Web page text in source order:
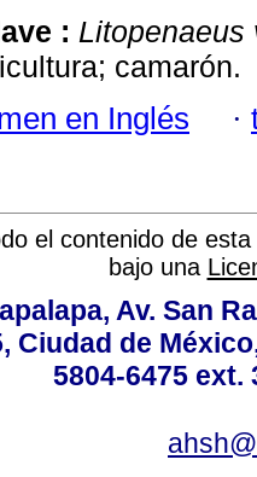
: Litopenaeus
camarón.
en Inglés ·
el contenido de
bajo una
Av. San
Ciudad de
5804-6475 ext.